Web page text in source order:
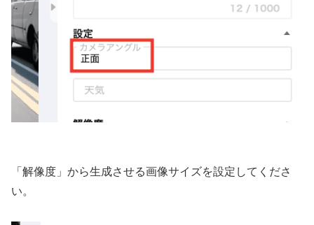
「解像度」から生成させる画像サイズを設定してくださ
い。